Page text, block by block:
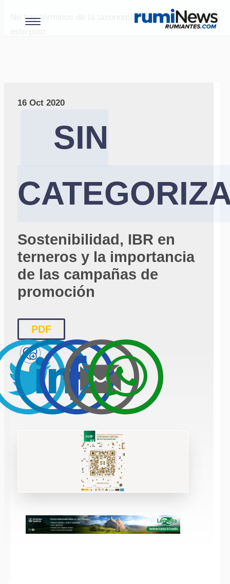
No hay términos de la taxonomía "paises" asociados a
16 Oct 2020
SIN
Sostenibilidad, IBR en
terneros y la importancia
de las campañas de
promoción
PDF